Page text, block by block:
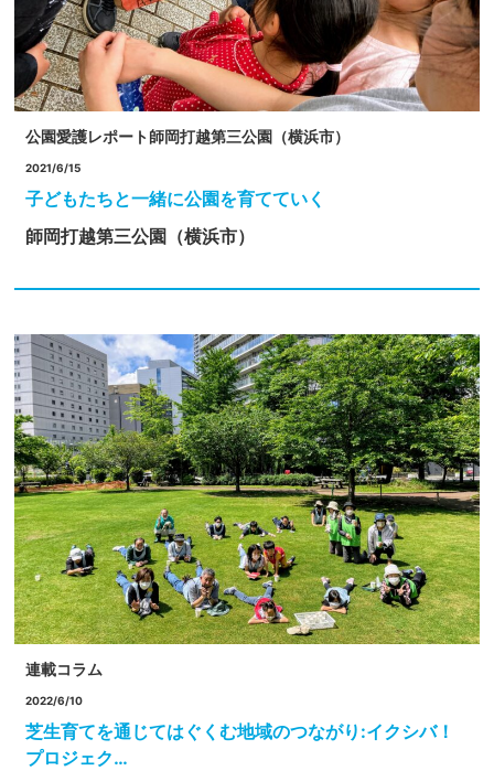
公園愛護レポート師岡打越第三公園（横浜市）
2021/6/15
子どもたちと一緒に公園を育てていく
師岡打越第三公園（横浜市）
連載コラム
2022/6/10
芝生育てを通じてはぐくむ地域のつながり:イクシバ！
プロジェク…